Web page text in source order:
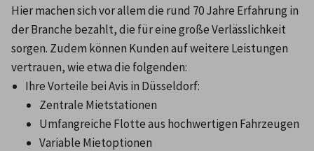
Hier machen sich vor allem die rund 70 Jahre Erfahrung in
der Branche bezahlt, die für eine große Verlässlichkeit
sorgen. Zudem können Kunden auf weitere Leistungen
vertrauen, wie etwa die folgenden:
Ihre Vorteile bei Avis in Düsseldorf:
Zentrale Mietstationen
Umfangreiche Flotte aus hochwertigen Fahrzeugen
Variable Mietoptionen